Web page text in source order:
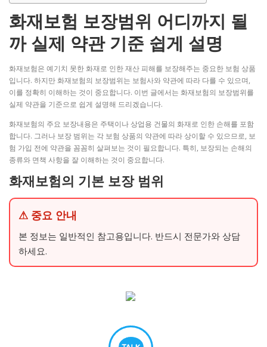
화재보험 보장범위 어디까지 될
까 실제 약관 기준 쉽게 설명
화재보험은 예기치 못한 화재로 인한 재산 피해를 보장해주는 중요한 보험 상품
입니다. 하지만 화재보험의 보장범위는 보험사와 약관에 따라 다를 수 있으며,
이를 정확히 이해하는 것이 중요합니다. 이번 글에서는 화재보험의 보장범위를
실제 약관을 기준으로 쉽게 설명해 드리겠습니다.
화재보험의 주요 보장내용은 주택이나 상업용 건물의 화재로 인한 손해를 포함
합니다. 그러나 보장 범위는 각 보험 상품의 약관에 따라 상이할 수 있으므로, 보
험 가입 전에 약관을 꼼꼼히 살펴보는 것이 필요합니다. 특히, 보장되는 손해의
종류와 면책 사항을 잘 이해하는 것이 중요합니다.
화재보험의 기본 보장 범위
⚠ 중요 안내
본 정보는 일반적인 참고용입니다. 반드시 전문가와 상담
하세요.